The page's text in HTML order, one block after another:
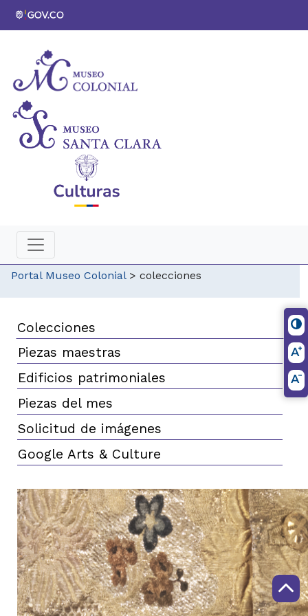
Portal Museo Colonial> colecciones
Colecciones
Piezas maestras
Edificios patrimoniales
Piezas del mes
Solicitud de imágenes
Google Arts & Culture